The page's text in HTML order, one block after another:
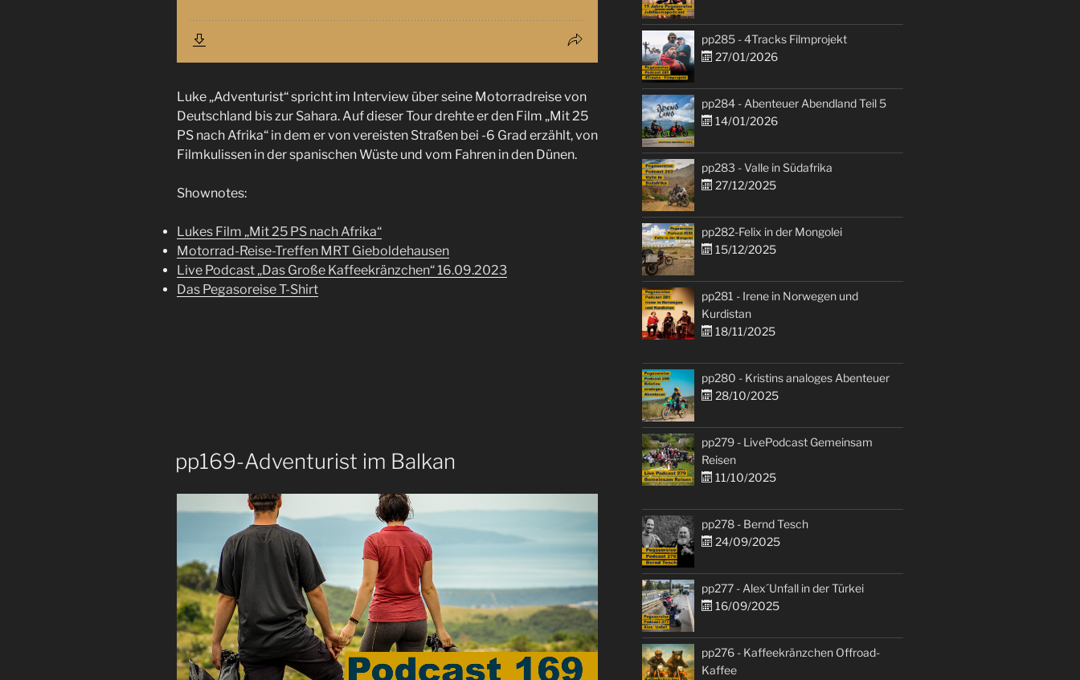
Luke „Adventurist“ spricht im Interview über seine Motorradreise von
Deutschland bis zur Sahara. Auf dieser Tour drehte er den Film „Mit 25
PS nach Afrika“ in dem er von vereisten Straßen bei -6 Grad erzählt, von
Filmkulissen in der spanischen Wüste und vom Fahren in den Dünen.
Shownotes:
Lukes Film „Mit 25 PS nach Afrika“
Motorrad-Reise-Treffen MRT Gieboldehausen
Live Podcast „Das Große Kaffeekränzchen“ 16.09.2023
Das Pegasoreise T-Shirt
pp169-Adventurist im Balkan
pp285 - 4Tracks Filmprojekt
27/01/2026
pp284 - Abenteuer Abendland Teil 5
14/01/2026
pp283 - Valle in Südafrika
27/12/2025
pp282-Felix in der Mongolei
15/12/2025
pp281 - Irene in Norwegen und
Kurdistan
18/11/2025
pp280 - Kristins analoges Abenteuer
28/10/2025
pp279 - LivePodcast Gemeinsam
Reisen
11/10/2025
pp278 - Bernd Tesch
24/09/2025
pp277 - Alex´Unfall in der Türkei
16/09/2025
pp276 - Kaffeekränzchen Offroad-
Kaffee